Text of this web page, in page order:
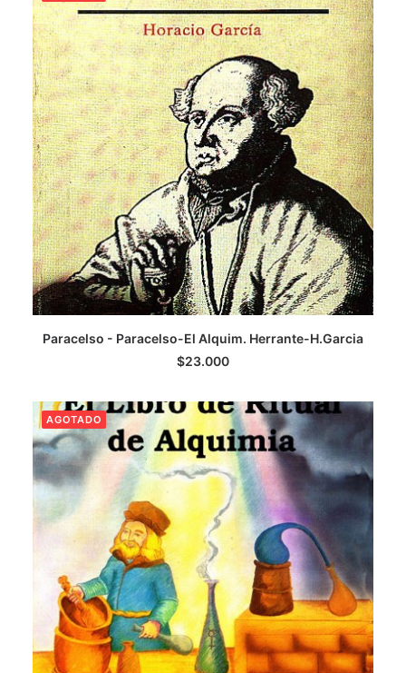
LEER MÁS
Paracelso - Paracelso-El Alquim. Herrante-H.Garcia
$23.000
AGOTADO